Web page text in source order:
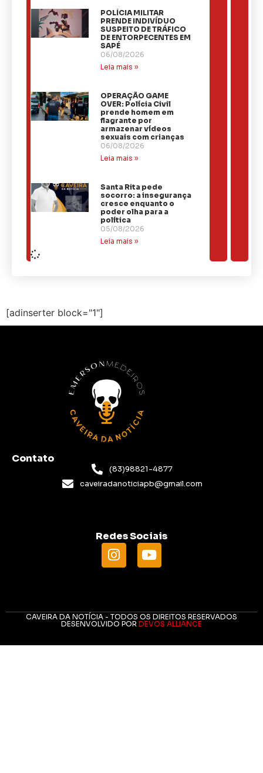
​POLÍCIA MILITAR
PRENDE INDIVÍDUO
SUSPEITO DE TRÁFICO
DE ENTORPECENTES EM
SAPÉ
06/08/2026
Leia mais »
OPERAÇÃO GAME
OVER: Polícia Civil
prende homem em
flagrante por
armazenar vídeos
sexuais com crianças
06/08/2026
Leia mais »
Santa Rita pede
socorro: a insegurança
cresce enquanto o
poder olha para a
política
05/08/2026
Leia mais »
[adinserter block="1"]
Contato
(83)98821-4877
caveiradanoticiapb@gmail.com
Redes Sociais
CAVEIRA DA NOTÍCIA - TODOS OS DIREITOS RESERVADOS
DESENVOLVIDO POR DEVOS ALLIANCE